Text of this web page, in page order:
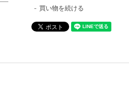
買い物を続ける